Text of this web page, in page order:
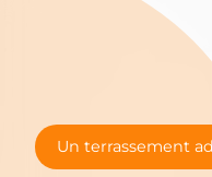
Un terrassement